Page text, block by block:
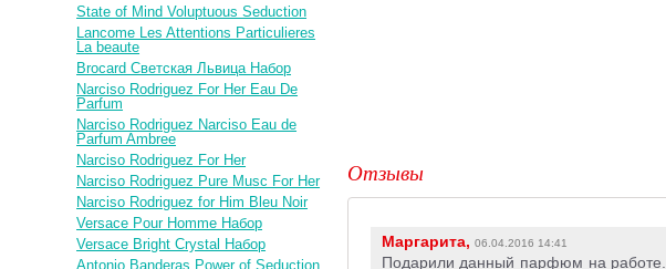
Отзывы
Маргарита, 06.04.2016 14:41
Подарили данный парфюм на
State of Mind Voluptuous Seduction
Lancome Les Attentions Particulieres
La beaute
Brocard Светская Львица Набор
Narciso Rodriguez For Her Eau De
Parfum
Narciso Rodriguez Narciso Eau de
Parfum Ambree
Narciso Rodriguez For Her
Narciso Rodriguez Pure Musc For Her
Narciso Rodriguez for Him Bleu Noir
Versace Pour Homme Набор
Versace Bright Crystal Набор
Antonio Banderas Power of Seduction